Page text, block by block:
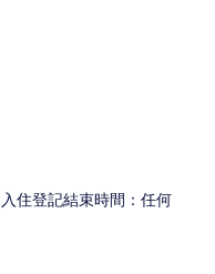
住登記結束時間：任何